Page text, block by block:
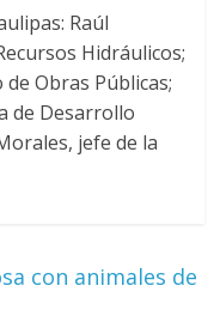
Raúl
Hidráulicos;
Obras Públicas;
de Desarrollo
jefe de la
con animales de